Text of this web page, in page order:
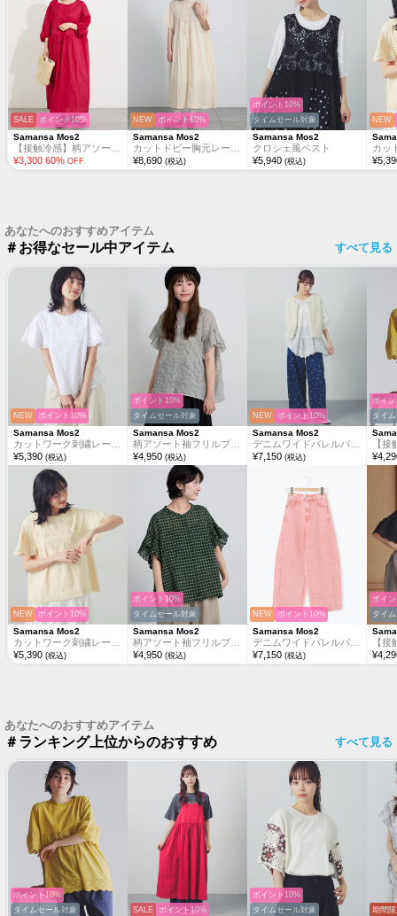
SALE ポイント10%
Samansa Mos2
¥3,300 60% OFF
NEW ポイント10%
Samansa Mos2
¥8,690 (税込)
ポイント10%
タイムセール対象
Samansa Mos2
クロシェ風ベスト
¥5,940 (税込)
NEW
¥
あなたへのおすすめアイテム
＃お得なセール中アイテム すべて見る
NEW ポイント10%
Samansa Mos2
¥5,390 (税込)
NEW ポイント10%
Samansa Mos2
¥5,390 (税込)
ポイント10%
タイムセール対象
Samansa Mos2
¥4,950 (税込)
ポイント10%
タイムセール対象
Samansa Mos2
¥4,950 (税込)
NEW ポイント10%
Samansa Mos2
¥7,150 (税込)
NEW ポイント10%
Samansa Mos2
¥7,150 (税込)
ポイ
タイ
¥
ポイ
タイ
¥
あなたへのおすすめアイテム
＃ランキング上位からのおすすめ すべて見る
ポイント10%
タイムセール対象
SALE ポイント10%
ポイント10%
タイムセール対象
期間